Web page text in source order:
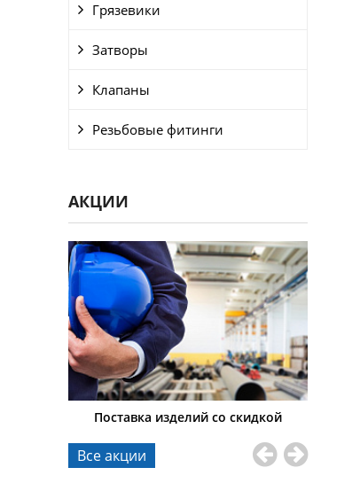
Грязевики
Затворы
Клапаны
Резьбовые фитинги
АКЦИИ
Поставка изделий со скидкой
Все акции